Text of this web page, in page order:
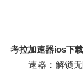
考拉加速器ios下载
速器：解锁无